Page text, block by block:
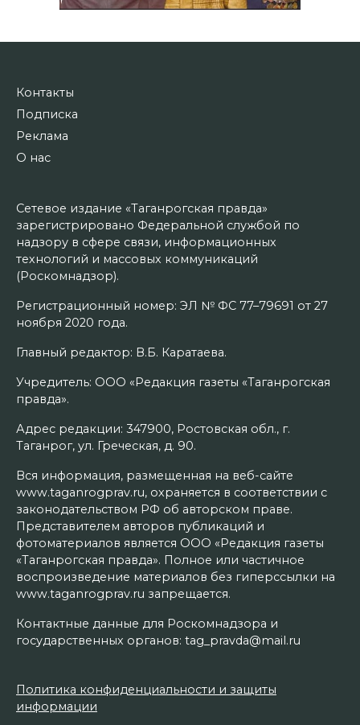
Контакты
Подписка
Реклама
О нас
Сетевое издание «Таганрогская правда»
зарегистрировано Федеральной службой по
надзору в сфере связи, информационных
технологий и массовых коммуникаций
(Роскомнадзор).
Регистрационный номер: ЭЛ № ФС 77–79691 от 27
ноября 2020 года.
Главный редактор: В.Б. Каратаева.
Учредитель: ООО «Редакция газеты «Таганрогская
правда».
Адрес редакции: 347900, Ростовская обл., г.
Таганрог, ул. Греческая, д. 90.
Вся информация, размещенная на веб-сайте
www.taganrogprav.ru, охраняется в соответствии с
законодательством РФ об авторском праве.
Представителем авторов публикаций и
фотоматериалов является ООО «Редакция газеты
«Таганрогская правда». Полное или частичное
воспроизведение материалов без гиперссылки на
www.taganrogprav.ru запрещается.
Контактные данные для Роскомнадзора и
государственных органов: tag_pravda@mail.ru
Политика конфиденциальности и защиты
информации